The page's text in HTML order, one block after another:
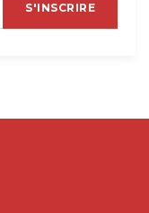
S'INSCRIRE